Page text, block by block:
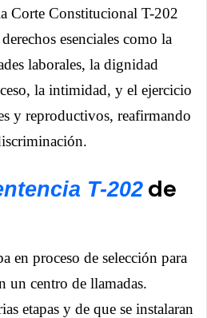
Corte Constitucional T-202
esenciales como la
laborales, la dignidad
la intimidad, y el ejercicio
y reproductivos, reafirmando
T-202 de
en proceso de selección para
un centro de llamadas.
etapas y de que se instalaran